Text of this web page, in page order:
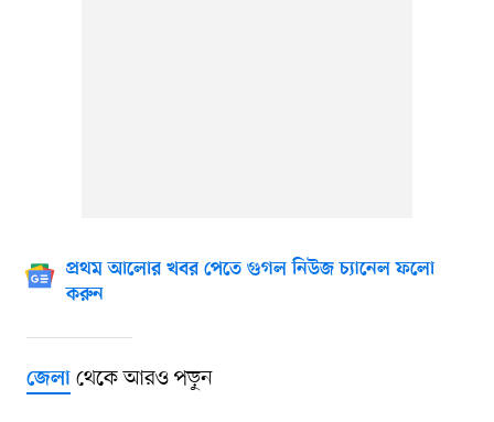
প্রথম আলোর খবর পেতে গুগল নিউজ চ্যানেল ফলো
করুন
জেলাথেকে আরও পড়ুন